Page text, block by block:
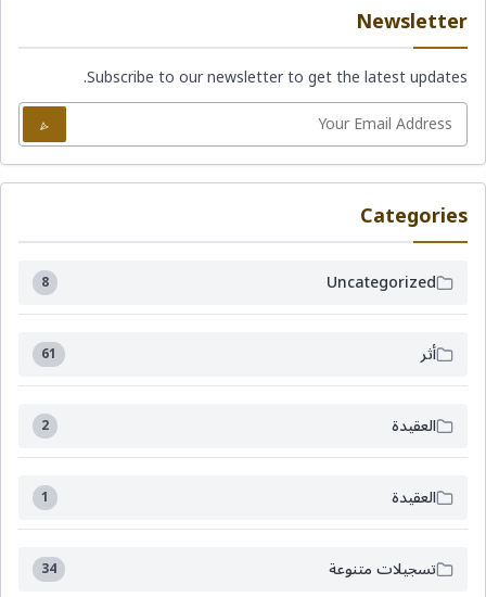
Newsletter
Subscribe to our newsletter to get the latest updates.
Categories
Uncategorized
8
أثر 61
العقيدة 2
العقيدة 1
تسجيلات متنوعة 34